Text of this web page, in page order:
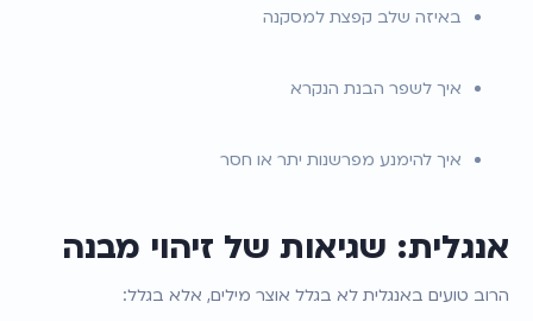
באיזה שלב קפצת למסקנה
איך לשפר הבנת הנקרא
איך להימנע מפרשנות יתר או חסר
אנגלית: שגיאות של זיהוי מבנה
הרוב טועים באנגלית לא בגלל אוצר מילים, אלא בגלל: